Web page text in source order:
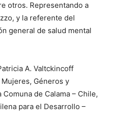
otros. Representando a
y la referente del
general de salud mental
A. Valtckincoff
Géneros y
de Calama – Chile,
para el Desarrollo –